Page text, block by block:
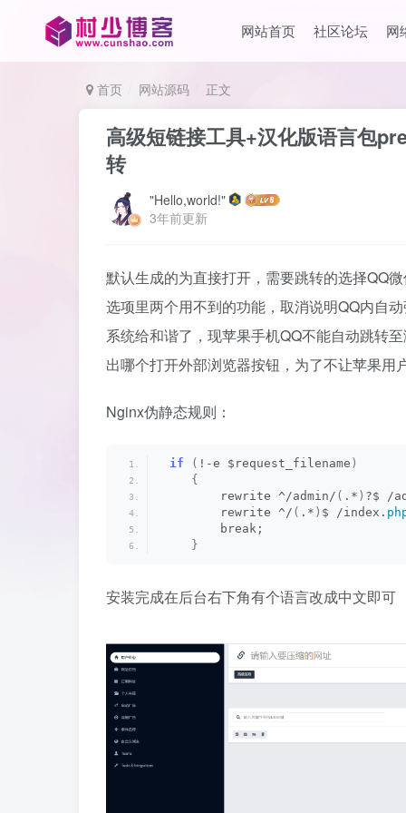
网站首页 社区论坛 网
首页 网站源码 正文
高级短链接工具+汉化版语言包
转
"Hello,world!"
3年前更新
默认生成的为直接打开，需要跳转的选择QQ
选项里两个用不到的功能，取消说明QQ内自
系统给和谐了，现苹果手机QQ不能自动跳转
出哪个打开外部浏览器按钮，为了不让苹果
Nginx伪静态规则：
if ( !-e $request_filename )
{
        rewrite ^/admin/
( .* ) ?$ /
        rewrite ^/
( .* ) $ /index.
        break;
}
安装完成在后台右下角有个语言改成中文即可